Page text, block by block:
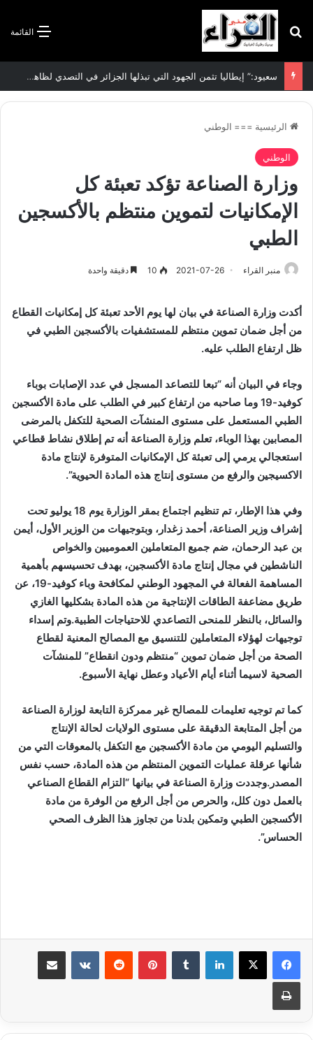
القائمة بحث عن
سعيود:” إيطاليا تثمن الجهود التي تبذلها الجزائر في التصدي لظاهرة الهجرة غير الشرعية”
الرئيسية === الوطني
الوطني
وزارة الصناعة تؤكد تعبئة كل
الإمكانيات لتموين منتظم بالأكسجين
الطبي
منبر القراء 2021-07-26
10 دقيقة واحدة
أكدت وزارة الصناعة في بيان لها يوم الأحد تعبئة كل إمكانيات القطاع
من أجل ضمان تموين منتظم للمستشفيات بالأكسجين الطبي في
ظل ارتفاع الطلب عليه.
وجاء في البيان أنه “تبعا للتصاعد المسجل في عدد الإصابات بوباء
كوفيد-19 وما صاحبه من ارتفاع كبير في الطلب على مادة الأكسجين
الطبي المستعمل على مستوى المنشآت الصحية للتكفل بالمرضى
المصابين بهذا الوباء، تعلم وزارة الصناعة أنه تم إطلاق نشاط قطاعي
استعجالي يرمي إلى تعبئة كل الإمكانيات المتوفرة لإنتاج مادة
الاكسيجين والرفع من مستوى إنتاج هذه المادة الحيوية”.
وفي هذا الإطار، تم تنظيم اجتماع بمقر الوزارة يوم 18 يوليو تحت
إشراف وزير الصناعة، أحمد زغدار، وبتوجيهات من الوزير الأول، أيمن
بن عبد الرحمان، ضم جميع المتعاملين العموميين والخواص
الناشطين في مجال إنتاج مادة الأكسجين، بهدف تحسيسهم بأهمية
المساهمة الفعالة في المجهود الوطني لمكافحة وباء كوفيد-19، عن
طريق مضاعفة الطاقات الإنتاجية من هذه المادة بشكليها الغازي
والسائل، بالنظر للمنحى التصاعدي للاحتياجات الطبية.وتم إسداء
توجيهات لهؤلاء المتعاملين للتنسيق مع المصالح المعنية لقطاع
الصحة من أجل ضمان تموين “منتظم ودون انقطاع” للمنشآت
الصحية لاسيما أثناء أيام الأعياد وعطل نهاية الأسبوع.
كما تم توجيه تعليمات للمصالح غير ممركزة التابعة لوزارة الصناعة
من أجل المتابعة الدقيقة على مستوى الولايات لحالة الإنتاج
والتسليم اليومي من مادة الأكسجين مع التكفل بالمعوقات التي من
شأنها عرقلة عمليات التموين المنتظم من هذه المادة، حسب نفس
المصدر.وجددت وزارة الصناعة في بيانها “التزام القطاع الصناعي
بالعمل دون كلل، والحرص من أجل الرفع من الوفرة من مادة
الأكسجين الطبي وتمكين بلدنا من تجاوز هذا الظرف الصحي
الحساس”.
لينكدإن بينتيريست
طباعة